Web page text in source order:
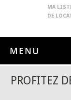
MA
DE
MENU
PROFITEZ